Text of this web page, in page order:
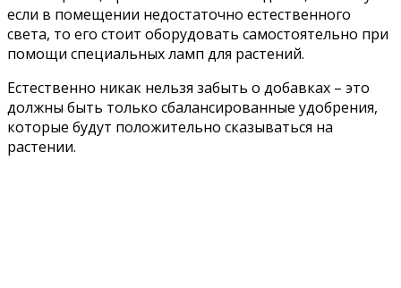
если в помещении недостаточно естественного
света, то его стоит оборудовать самостоятельно при
помощи специальных ламп для растений.
Естественно никак нельзя забыть о добавках – это
должны быть только сбалансированные удобрения,
которые будут положительно сказываться на
растении.